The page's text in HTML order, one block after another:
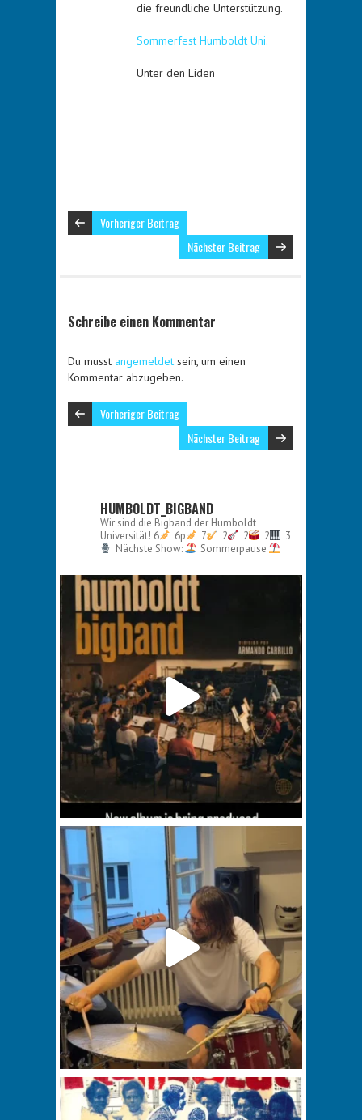
die freundliche Unterstützung.
Sommerfest Humboldt Uni.
Unter den Liden
Vorheriger Beitrag
Nächster Beitrag
Schreibe einen Kommentar
Du musst angemeldet sein, um einen
Kommentar abzugeben.
Vorheriger Beitrag
Nächster Beitrag
HUMBOLDT_BIGBAND
Wir sind die Bigband der Humboldt
Universität! 6 6p 7 2 2 2
3
Nächste Show:
Sommerpause